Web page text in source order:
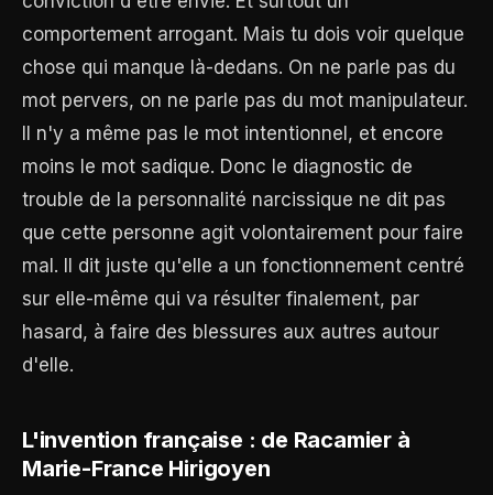
comportement arrogant. Mais tu dois voir quelque
chose qui manque là-dedans. On ne parle pas du
mot pervers, on ne parle pas du mot manipulateur.
Il n'y a même pas le mot intentionnel, et encore
moins le mot sadique. Donc le diagnostic de
trouble de la personnalité narcissique ne dit pas
que cette personne agit volontairement pour faire
mal. Il dit juste qu'elle a un fonctionnement centré
sur elle-même qui va résulter finalement, par
hasard, à faire des blessures aux autres autour
d'elle.
L'invention française : de Racamier à
Marie-France Hirigoyen